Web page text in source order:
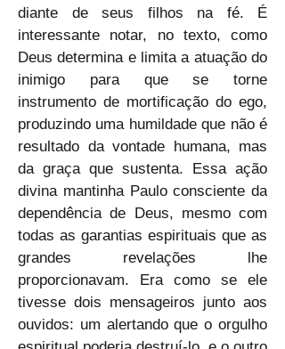
diante de seus filhos na fé. É
interessante notar, no texto, como
Deus determina e limita a atuação do
inimigo para que se torne
instrumento de mortificação do ego,
produzindo uma humildade que não é
resultado da vontade humana, mas
da graça que sustenta. Essa ação
divina mantinha Paulo consciente da
dependência de Deus, mesmo com
todas as garantias espirituais que as
grandes revelações lhe
proporcionavam. Era como se ele
tivesse dois mensageiros junto aos
ouvidos: um alertando que o orgulho